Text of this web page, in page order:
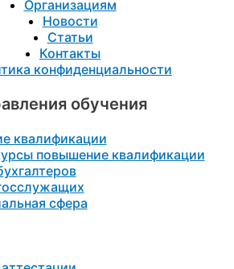
Организациям
Новости
Статьи
Контакты
конфиденциальности
обучения
квалификации
повышение квалификации
сфера